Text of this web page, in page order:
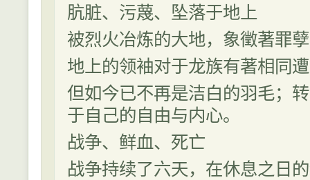
肮脏、污蔑、坠落于地上
被烈火冶炼的大地，象徵著罪
地上的领袖对于龙族有著相同
但如今已不再是洁白的羽毛；
于自己的自由与内心。
战争、鲜血、死亡
战争持续了六天，在休息之日